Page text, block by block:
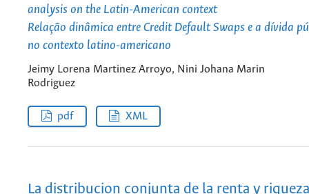
analysis on the Latin-American context
Relação dinâmica entre Credit Default Swaps e a dívida
no contexto latino-americano
Jeimy Lorena Martinez Arroyo, Nini Johana Marin
Rodriguez
pdf XML
La distribucion conjunta de la renta y